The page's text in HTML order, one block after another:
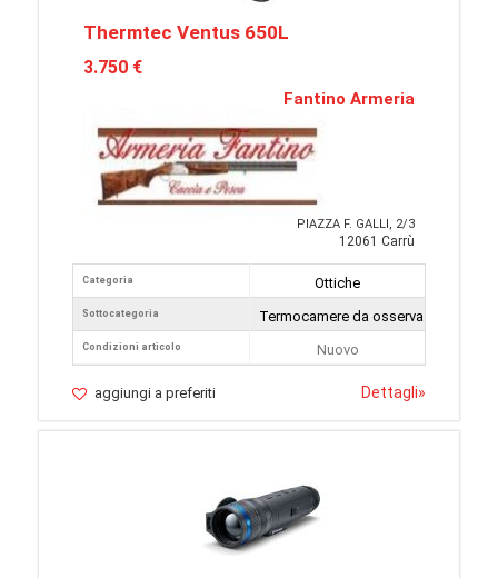
Thermtec Ventus 650L
3.750 €
Fantino Armeria
PIAZZA F. GALLI, 2/3
12061 Carrù
Categoria
Sottocategoria
Condizioni articolo
Ottiche
Termocamere da osservazione
Nuovo
aggiungi a preferiti Dettagli»